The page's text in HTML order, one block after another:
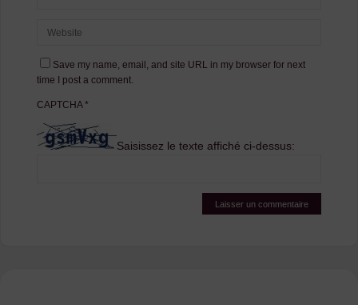
Save my name, email, and site URL in my browser for next
time I post a comment.
CAPTCHA*
Saisissez le texte affiché ci-dessus: